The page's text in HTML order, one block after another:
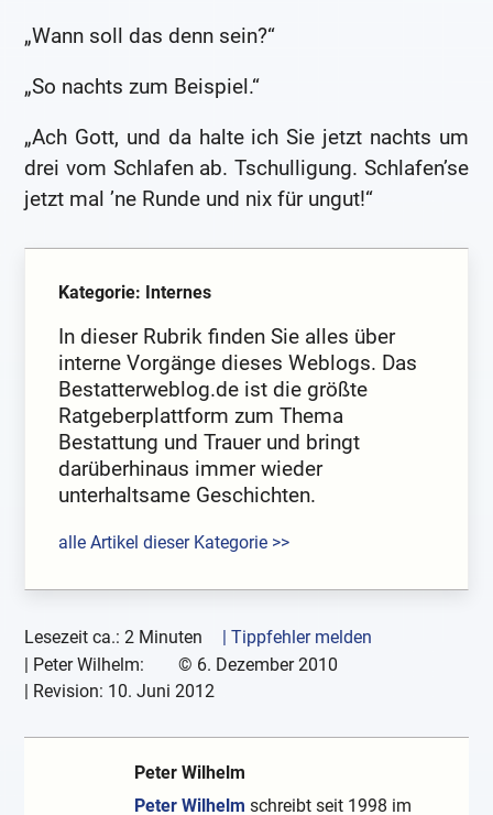
„Wann soll das denn sein?“
„So nachts zum Beispiel.“
„Ach Gott, und da halte ich Sie jetzt nachts um
drei vom Schlafen ab. Tschulligung. Schlafen’se
jetzt mal ’ne Runde und nix für ungut!“
Kategorie: Internes
In dieser Rubrik finden Sie alles über
interne Vorgänge dieses Weblogs. Das
Bestatterweblog.de ist die größte
Ratgeberplattform zum Thema
Bestattung und Trauer und bringt
darüberhinaus immer wieder
unterhaltsame Geschichten.
alle Artikel dieser Kategorie >>
Lesezeit ca.: 2 Minuten
| Tippfehler melden
| Peter Wilhelm: © 6. Dezember 2010
| Revision: 10. Juni 2012
Peter Wilhelm
Peter Wilhelm schreibt seit 1998 im